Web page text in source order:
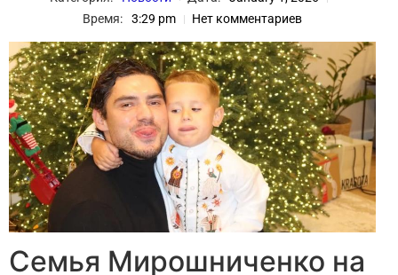
Время:
3:29 pm Нет комментариев
Семья Мирошниченко на